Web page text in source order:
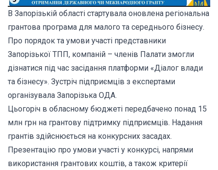
В Запорізькій області стартувала оновлена регіональна
грантова програма для малого та середнього бізнесу.
Про порядок та умови участі представники
Запорізької ТПП, компаній – членів Палати змогли
дізнатися під час засідання платформи «Діалог влади
та бізнесу». Зустріч підприємців з експертами
організувала Запорізька ОДА.
Цьогоріч в обласному бюджеті передбачено понад 15
млн грн на грантову підтримку підприємців. Надання
грантів здійснюється на конкурсних засадах.
Презентацію про умови участі у конкурсі, напрями
використання грантових коштів, а також критерії